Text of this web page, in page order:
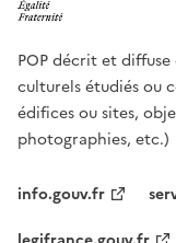
POP décrit et
culturels étudiés ou
édifices ou sites,
photographies, etc.)
info.gouv.fr